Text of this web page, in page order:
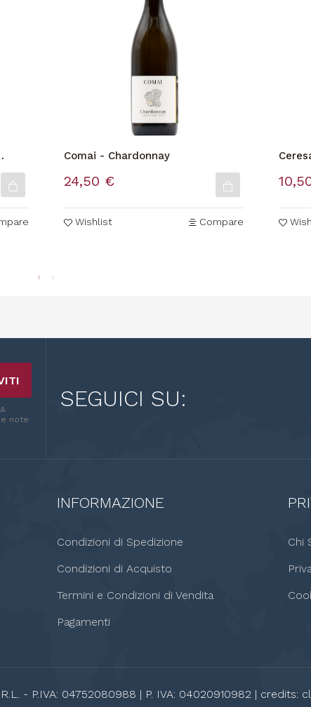
Comai - Chardonnay
24,50 €
Wishlist Compare
note
SEGUICI SU:
INFORMAZIONE
Condizioni di Spedizione
Condizioni di Acquisto
Termini e Condizioni di Vendita
Pagamenti
Chi
- P.IVA: 04752080988 | P. IVA: 04020910982 | credits: